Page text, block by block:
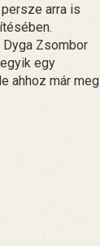
arra is
Zsombor
egy
ahhoz már meg